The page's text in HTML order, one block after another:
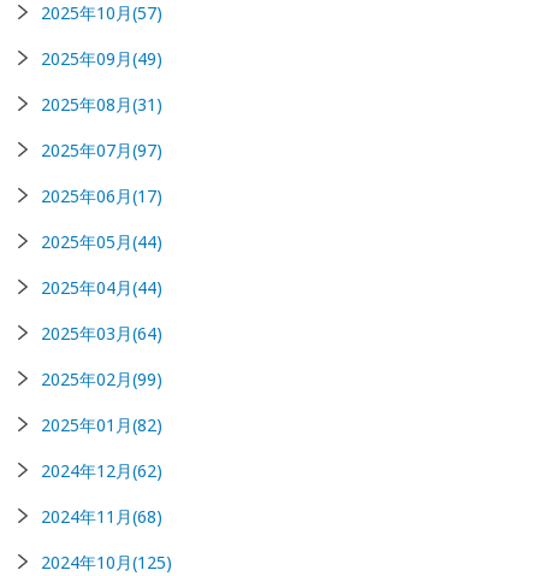
2025年10月(57)
2025年09月(49)
2025年08月(31)
2025年07月(97)
2025年06月(17)
2025年05月(44)
2025年04月(44)
2025年03月(64)
2025年02月(99)
2025年01月(82)
2024年12月(62)
2024年11月(68)
2024年10月(125)